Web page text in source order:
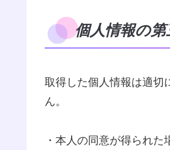
個人情報の
取得した個人情報は適切
ん。
・本人の同意が得られた